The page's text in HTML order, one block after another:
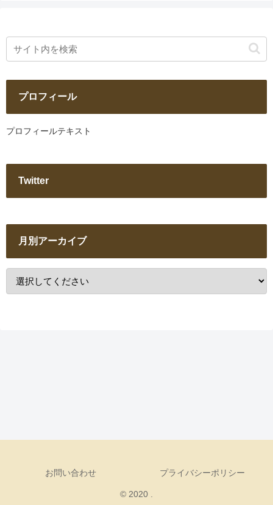
プロフィール
プロフィールテキスト
Twitter
月別アーカイブ
お問い合わせ プライバシーポリシー
© 2020 .